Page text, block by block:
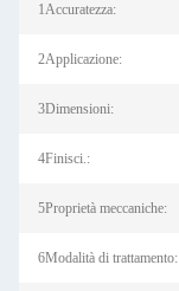
1Accuratezza:
2Applicazione:
3Dimensioni:
4Finisci.:
5Proprietà meccaniche:
6Modalità di trattamento: